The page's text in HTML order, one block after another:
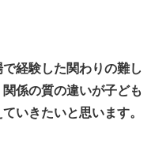
経験した関わりの難し
係の質の違いが子ども
いきたいと思います。